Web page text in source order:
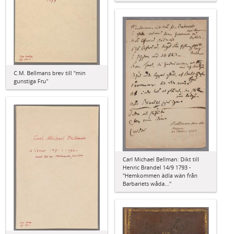
C.M. Bellmans brev till "min
gunstiga Fru"
Carl Michael Bellman: Dikt till
Henric Brandel 14/9 1793 -
"Hemkommen ädla wän från
Barbariets wåda..."